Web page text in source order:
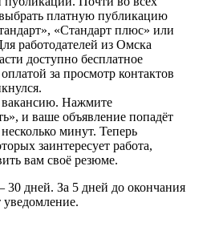
платную публикацию
«Стандарт плюс» или
работодателей из Омска
доступно бесплатное
за просмотр контактов
Нажмите
и ваше объявление попадёт
минут. Теперь
заинтересует работа,
вам своё резюме.
дней. За 5 дней до окончания